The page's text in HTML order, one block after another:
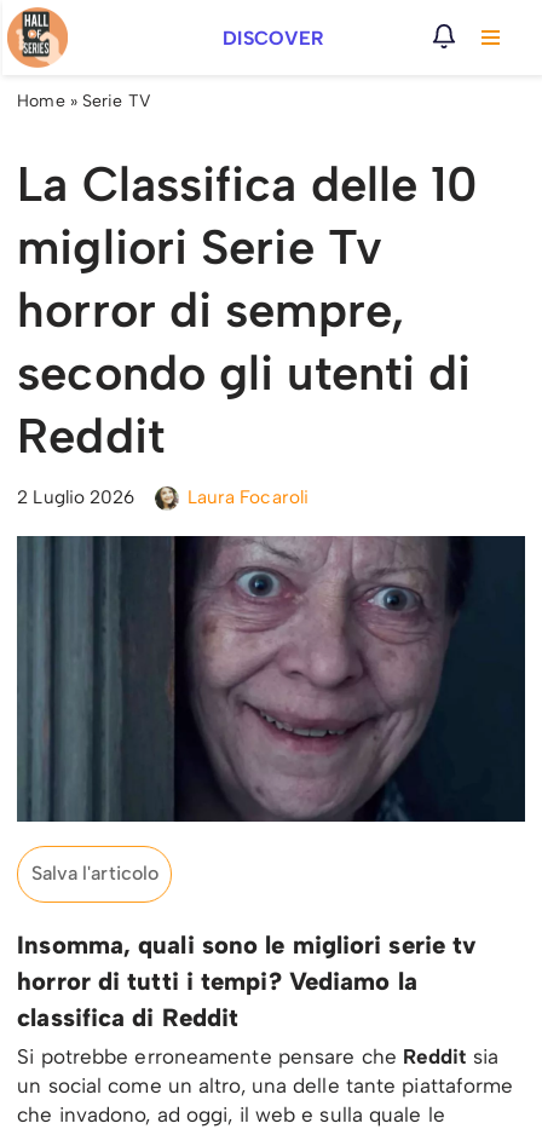
Vai
al
DISCOVER
Home» Serie TV
La Classifica delle 10
migliori Serie Tv
horror di sempre,
secondo gli utenti di
Reddit
2 Luglio 2026 Laura Focaroli
Salva l'articolo
Insomma, quali sono le migliori serie tv
horror di tutti i tempi? Vediamo la
classifica di Reddit
Si potrebbe erroneamente pensare che Reddit sia
un social come un altro, una delle tante piattaforme
che invadono, ad oggi, il web e sulla quale le